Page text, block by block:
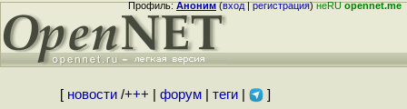
Профиль:Аноним(вход|регистрация)неRUopennet.me
[ новости/+++ форум| теги| ]